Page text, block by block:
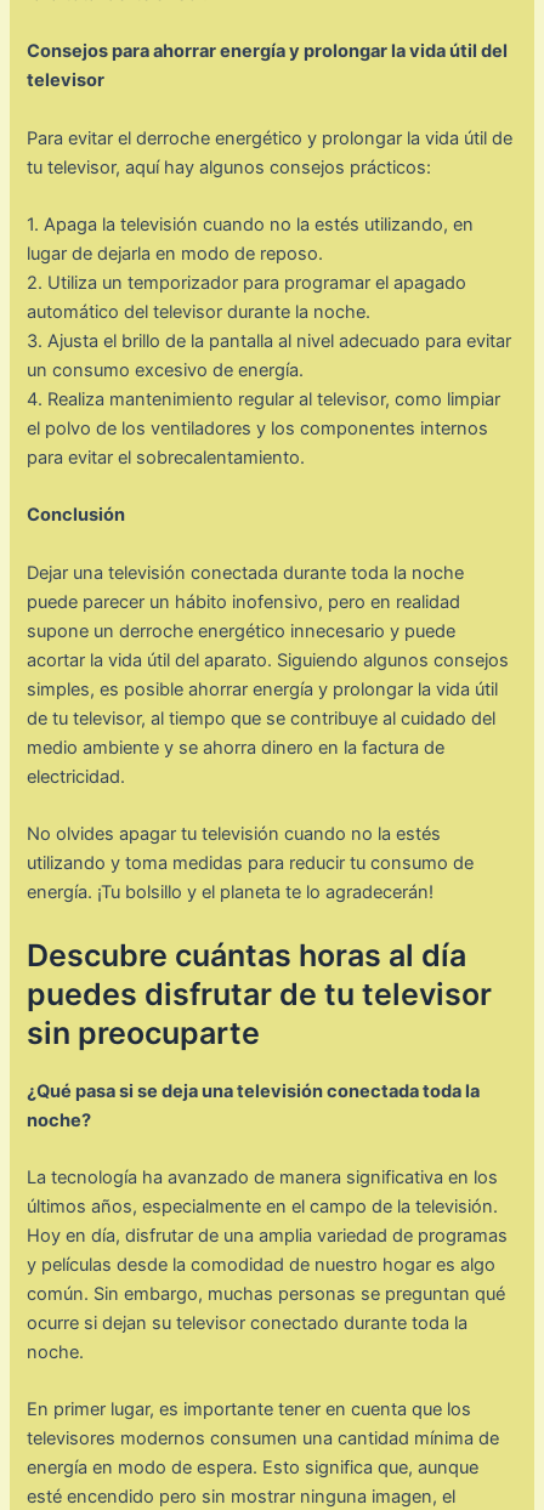
Consejos para ahorrar energía y prolongar la vida útil del
televisor
Para evitar el derroche energético y prolongar la vida útil de
tu televisor, aquí hay algunos consejos prácticos:
1. Apaga la televisión cuando no la estés utilizando, en
lugar de dejarla en modo de reposo.
2. Utiliza un temporizador para programar el apagado
automático del televisor durante la noche.
3. Ajusta el brillo de la pantalla al nivel adecuado para evitar
un consumo excesivo de energía.
4. Realiza mantenimiento regular al televisor, como limpiar
el polvo de los ventiladores y los componentes internos
para evitar el sobrecalentamiento.
Conclusión
Dejar una televisión conectada durante toda la noche
puede parecer un hábito inofensivo, pero en realidad
supone un derroche energético innecesario y puede
acortar la vida útil del aparato. Siguiendo algunos consejos
simples, es posible ahorrar energía y prolongar la vida útil
de tu televisor, al tiempo que se contribuye al cuidado del
medio ambiente y se ahorra dinero en la factura de
electricidad.
No olvides apagar tu televisión cuando no la estés
utilizando y toma medidas para reducir tu consumo de
energía. ¡Tu bolsillo y el planeta te lo agradecerán!
Descubre cuántas horas al día
puedes disfrutar de tu televisor
sin preocuparte
¿Qué pasa si se deja una televisión conectada toda la
noche?
La tecnología ha avanzado de manera significativa en los
últimos años, especialmente en el campo de la televisión.
Hoy en día, disfrutar de una amplia variedad de programas
y películas desde la comodidad de nuestro hogar es algo
común. Sin embargo, muchas personas se preguntan qué
ocurre si dejan su televisor conectado durante toda la
noche.
En primer lugar, es importante tener en cuenta que los
televisores modernos consumen una cantidad mínima de
energía en modo de espera. Esto significa que, aunque
esté encendido pero sin mostrar ninguna imagen, el